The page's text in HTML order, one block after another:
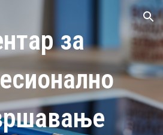
Skip to navigation
за